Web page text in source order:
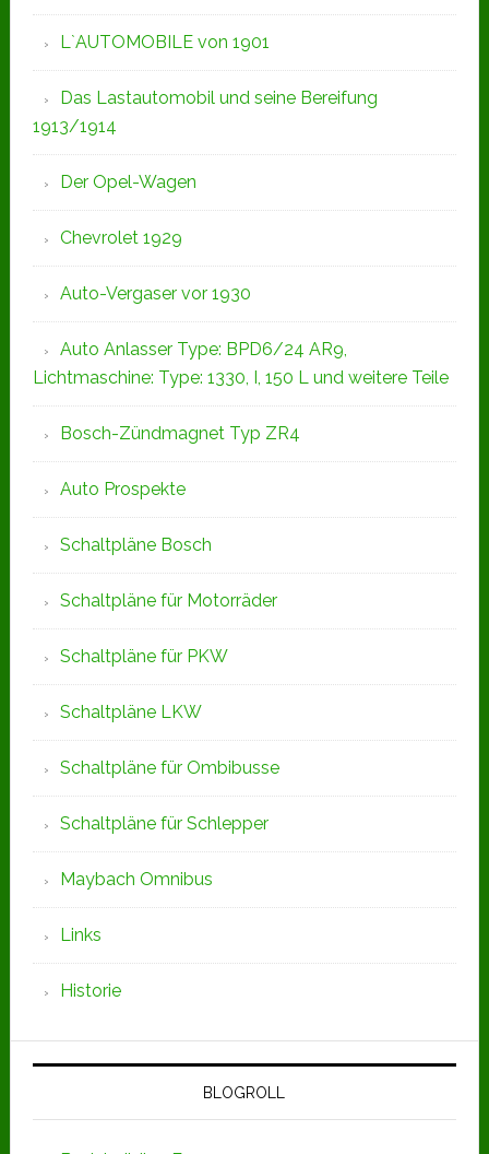
L`AUTOMOBILE von 1901
Das Lastautomobil und seine Bereifung
1913/1914
Der Opel-Wagen
Chevrolet 1929
Auto-Vergaser vor 1930
Auto Anlasser Type: BPD6/24 AR9,
Lichtmaschine: Type: 1330, I, 150 L und weitere Teile
Bosch-Zündmagnet Typ ZR4
Auto Prospekte
Schaltpläne Bosch
Schaltpläne für Motorräder
Schaltpläne für PKW
Schaltpläne LKW
Schaltpläne für Ombibusse
Schaltpläne für Schlepper
Maybach Omnibus
Links
Historie
BLOGROLL